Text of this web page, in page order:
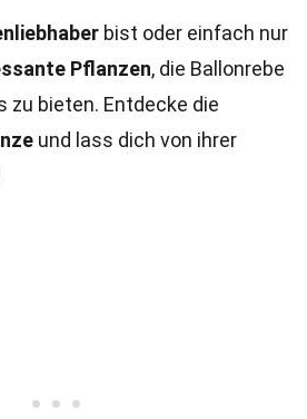
bist oder einfach nur
Pflanzen, die Ballonrebe
zu bieten. Entdecke die
und lass dich von ihrer